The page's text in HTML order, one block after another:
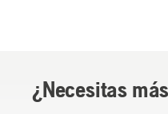
¿Necesitas